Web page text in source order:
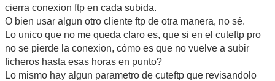
cierra conexion ftp en cada subida.
O bien usar algun otro cliente ftp de otra manera, no sé.
Lo unico que no me queda claro es, que si en el cuteftp pro
no se pierde la conexion, cómo es que no vuelve a subir
ficheros hasta esas horas en punto?
Lo mismo hay algun parametro de cuteftp que revisandolo